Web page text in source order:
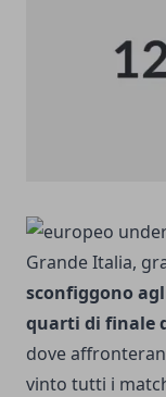
Grande Italia,
sconfiggono
quarti di finale
dove
vinto tutti i